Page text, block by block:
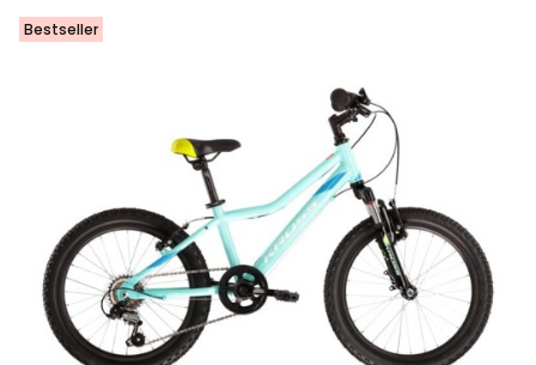
Bestseller